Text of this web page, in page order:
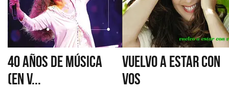
40 AÑOS DE MÚSICA
(EN V...
VUELVO A ESTAR CON
VOS